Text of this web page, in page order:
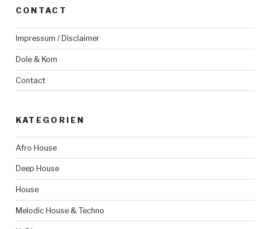
CONTACT
Impressum / Disclaimer
Dole & Kom
Contact
KATEGORIEN
Afro House
Deep House
House
Melodic House & Techno